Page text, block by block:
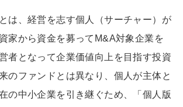
は、経営を志す個人（サーチャー）が
家から資金を募ってM&A対象企業を
者となって企業価値向上を目指す投資
のファンドとは異なり、個人が主体と
の中小企業を引き継ぐため、「個人版